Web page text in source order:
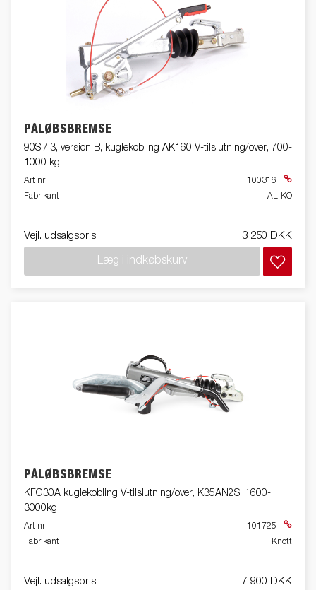
PÅLØBSBREMSE
90S / 3, version B, kuglekobling AK160 V-tilslutning/over, 700-
1000 kg
Art nr
100316
Fabrikant
AL-KO
Vejl. udsalgspris 3 250 DKK
Læg i indkøbskurv
PÅLØBSBREMSE
KFG30A kuglekobling V-tilslutning/over, K35AN2S, 1600-
3000kg
Art nr
101725
Fabrikant
Knott
Vejl. udsalgspris 7 900 DKK